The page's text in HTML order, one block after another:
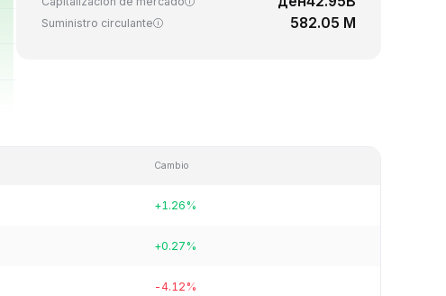
Suministro circulante 582.05 M
Cambio
+1.26%
+0.27%
-4.12%